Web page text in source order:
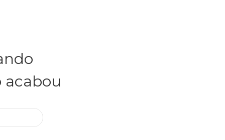
acabou